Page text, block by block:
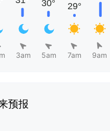
3am 5am 7am 9am
预报